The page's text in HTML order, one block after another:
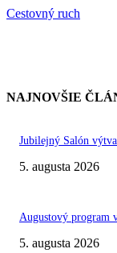
Cestovný ruch
NAJNOVŠIE
Jubilejný Salón
5. augusta 2026
Augustový program
5. augusta 2026